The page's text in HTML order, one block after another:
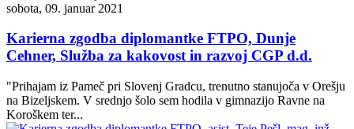
sobota, 09. januar 2021
Karierna zgodba diplomantke FTPO, Dunje
Cehner, Služba za kakovost in razvoj CGP d.d.
"Prihajam iz Pameč pri Slovenj Gradcu, trenutno stanujoča v Orešju
na Bizeljskem. V srednjo šolo sem hodila v gimnazijo Ravne na
Koroškem ter...